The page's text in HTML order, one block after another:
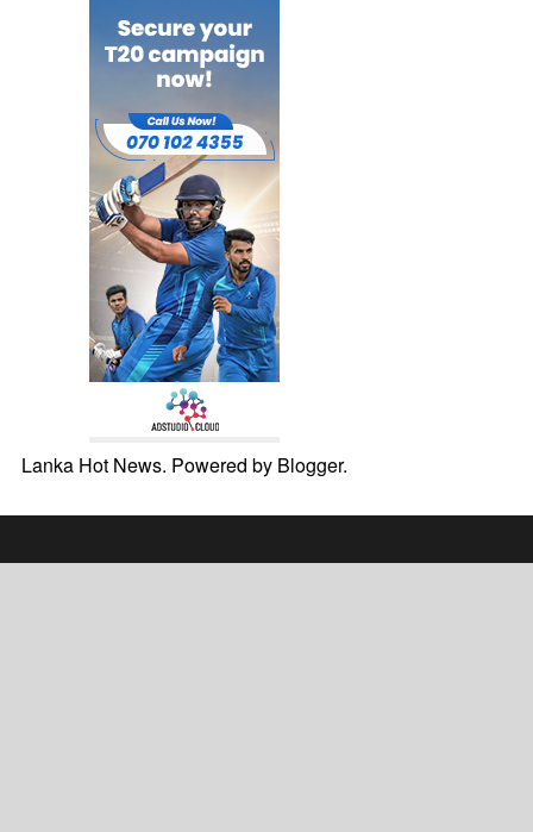
Lanka Hot News. Powered by Blogger.